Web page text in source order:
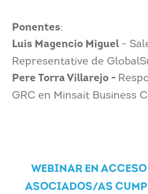
Ponentes:
Luis Magencio Miguel-
Representative de
Pere Torra Villarejo -
GRC en Minsait Business
WEBINAR EN
ASOCIADOS/AS